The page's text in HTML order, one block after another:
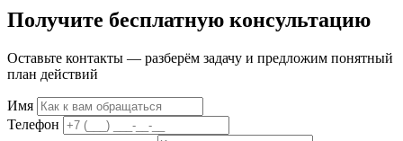
Получите бесплатную консультацию
Оставьте контакты — разберём задачу и предложим понятный
план действий
Имя
Телефон